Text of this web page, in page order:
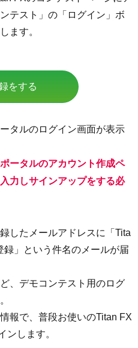
テスト」の「ログイン」ボ
ます。
をする
タルのログイン画面が表示
ータルのアカウント作成ペ
力しサインアップをする必
したメールアドレスに「Tita
」という件名のメールが届
、デモコンテスト用のログ
報で、普段お使いのTitan FX
ンします。